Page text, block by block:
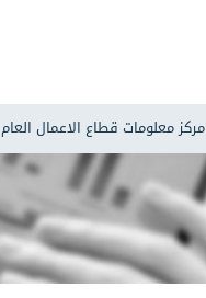
مركز معلومات قطاع الاعمال العام